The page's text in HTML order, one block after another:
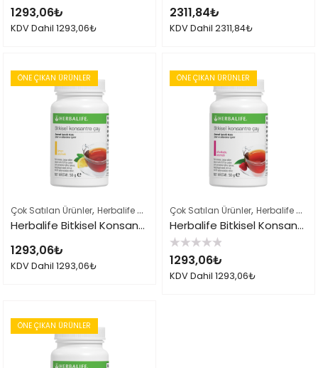
5
üzerinden
0
oy
1293,06₺
KDV Dahil 1293,06₺
5
üzerinden
0
oy
2311,84₺
KDV Dahil 2311,84₺
ÖNE ÇIKAN ÜRÜNLER
Çok Satılan Ürünler, Herbalife Çayları ve İçeçekler ,Herbalife Ürün Listesi
Herbalife Bitkisel Konsantre Çay 50gr Limon
1293,06₺
KDV Dahil 1293,06₺
ÖNE ÇIKAN ÜRÜNLER
Çok Satılan Ürünler, Herbalife Çayları ve İçeçekler
Herbalife Bitkisel Konsantre Çay 50gr Ahududu
5
üzerinden
0
oy
1293,06₺
KDV Dahil 1293,06₺
ÖNE ÇIKAN ÜRÜNLER